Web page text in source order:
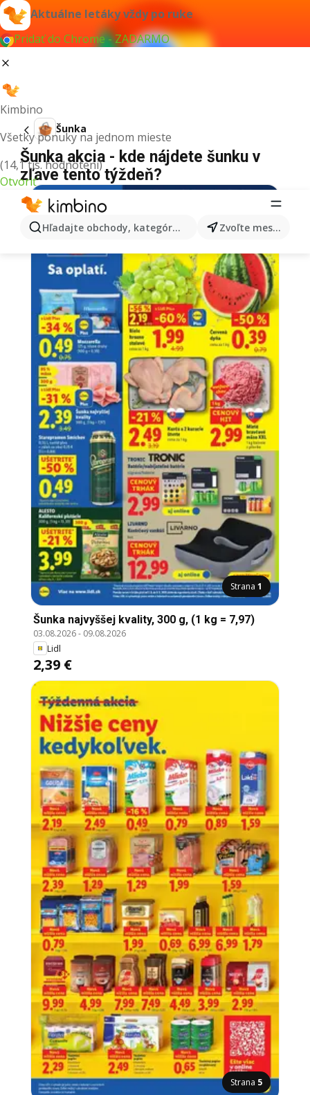
Aktuálne letáky vždy po ruke
Pridať do Chrome - ZADARMO
Kimbino
Všetky ponuky na jednom mieste
(14,1 tis. hodnotení)
Otvoriť
Hľadajte obchody, kategórie, produkty... Zvoľte mesto
Šunka
Šunka akcia - kde nájdete šunku v
zľave tento týždeň?
Strana 1
Šunka najvyššej kvality, 300 g, (1 kg = 7,97)
03.08.2026- 09.08.2026
Lidl
2,39 €
Strana 5